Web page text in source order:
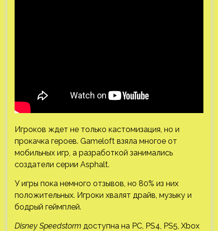
Игроков ждет не только кастомизация, но и
прокачка героев. Gameloft взяла многое от
мобильных игр, а разработкой занимались
создатели серии Asphalt.
У игры пока немного отзывов, но 80% из них
положительных. Игроки хвалят драйв, музыку и
бодрый геймплей.
Disney Speedstorm доступна на PC, PS4, PS5, Xbox